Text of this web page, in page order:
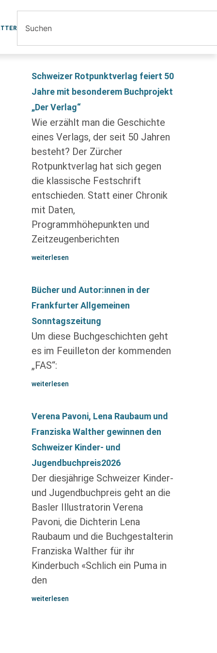
Schweizer Rotpunktverlag feiert 50
Jahre mit besonderem Buchprojekt
„Der Verlag“
Wie erzählt man die Geschichte
eines Verlags, der seit 50 Jahren
besteht? Der Zürcher
Rotpunktverlag hat sich gegen
die klassische Festschrift
entschieden. Statt einer Chronik
mit Daten,
Programmhöhepunkten und
Zeitzeugenberichten
weiterlesen
Bücher und Autor:innen in der
Frankfurter Allgemeinen
Sonntagszeitung
Um diese Buchgeschichten geht
es im Feuilleton der kommenden
„FAS“:
weiterlesen
Verena Pavoni, Lena Raubaum und
Franziska Walther gewinnen den
Schweizer Kinder- und
Jugendbuchpreis2026
Der diesjährige Schweizer Kinder-
und Jugendbuchpreis geht an die
Basler Illustratorin Verena
Pavoni, die Dichterin Lena
Raubaum und die Buchgestalterin
Franziska Walther für ihr
Kinderbuch «Schlich ein Puma in
den
weiterlesen